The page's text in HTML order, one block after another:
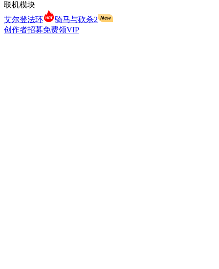
联机模块
艾尔登法环
骑马与砍杀2
创作者招募免费领VIP